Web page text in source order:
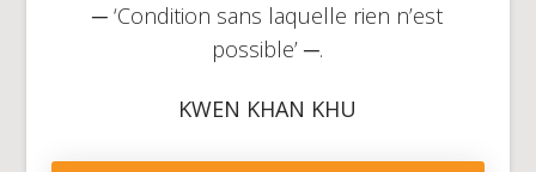
─ ‘Condition sans laquelle rien n’est
possible’ ─.
KWEN KHAN KHU